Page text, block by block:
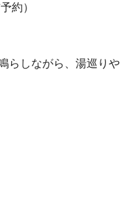
約）
らしながら、湯巡りや